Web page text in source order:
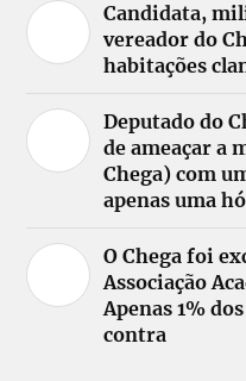
Candidata,
vereador do
habitações
Deputado do
de ameaçar a
Chega) com
apenas uma
O Chega foi
Associação
Apenas 1%
contra